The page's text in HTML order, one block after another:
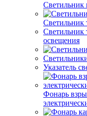
Светильник
Светильник
освещения
Указатель
Фонарь